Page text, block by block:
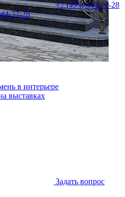
в интерьере
выставках
+7 (495) 644-77-28
77-28
Задать вопрос